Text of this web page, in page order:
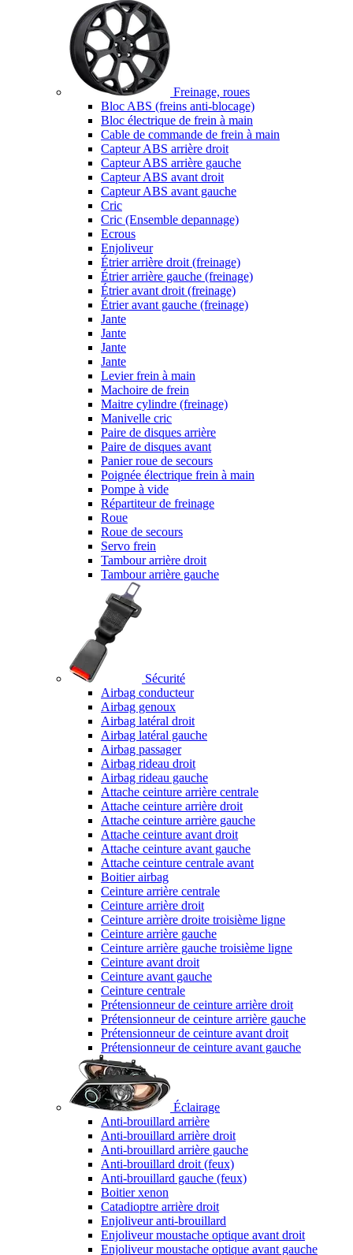
Freinage, roues
Bloc ABS (freins anti-blocage)
Bloc électrique de frein à main
Cable de commande de frein à main
Capteur ABS arrière droit
Capteur ABS arrière gauche
Capteur ABS avant droit
Capteur ABS avant gauche
Cric
Cric (Ensemble depannage)
Ecrous
Enjoliveur
Étrier arrière droit (freinage)
Étrier arrière gauche (freinage)
Étrier avant droit (freinage)
Étrier avant gauche (freinage)
Jante
Jante
Jante
Jante
Levier frein à main
Machoire de frein
Maitre cylindre (freinage)
Manivelle cric
Paire de disques arrière
Paire de disques avant
Panier roue de secours
Poignée électrique frein à main
Pompe à vide
Répartiteur de freinage
Roue
Roue de secours
Servo frein
Tambour arrière droit
Tambour arrière gauche
Sécurité
Airbag conducteur
Airbag genoux
Airbag latéral droit
Airbag latéral gauche
Airbag passager
Airbag rideau droit
Airbag rideau gauche
Attache ceinture arrière centrale
Attache ceinture arrière droit
Attache ceinture arrière gauche
Attache ceinture avant droit
Attache ceinture avant gauche
Attache ceinture centrale avant
Boitier airbag
Ceinture arrière centrale
Ceinture arrière droit
Ceinture arrière droite troisième ligne
Ceinture arrière gauche
Ceinture arrière gauche troisième ligne
Ceinture avant droit
Ceinture avant gauche
Ceinture centrale
Prétensionneur de ceinture arrière droit
Prétensionneur de ceinture arrière gauche
Prétensionneur de ceinture avant droit
Prétensionneur de ceinture avant gauche
Éclairage
Anti-brouillard arrière
Anti-brouillard arrière droit
Anti-brouillard arrière gauche
Anti-brouillard droit (feux)
Anti-brouillard gauche (feux)
Boitier xenon
Catadioptre arrière droit
Enjoliveur anti-brouillard
Enjoliveur moustache optique avant droit
Enjoliveur moustache optique avant gauche